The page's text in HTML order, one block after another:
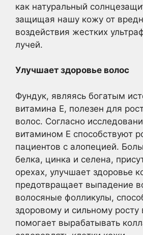
как натуральный
защищая нашу кожу от
воздействия жестких
лучей.
Улучшает здоровье волос
Фундук, являясь богатым
витамина Е, полезен для
волос. Согласно
витамином Е способствуют
пациентов с алопецией.
белка, цинка и селена,
орехах, улучшает здоровье
предотвращает выпадение
волосяные фолликулы,
здоровому и сильному росту
помогает вырабатывать